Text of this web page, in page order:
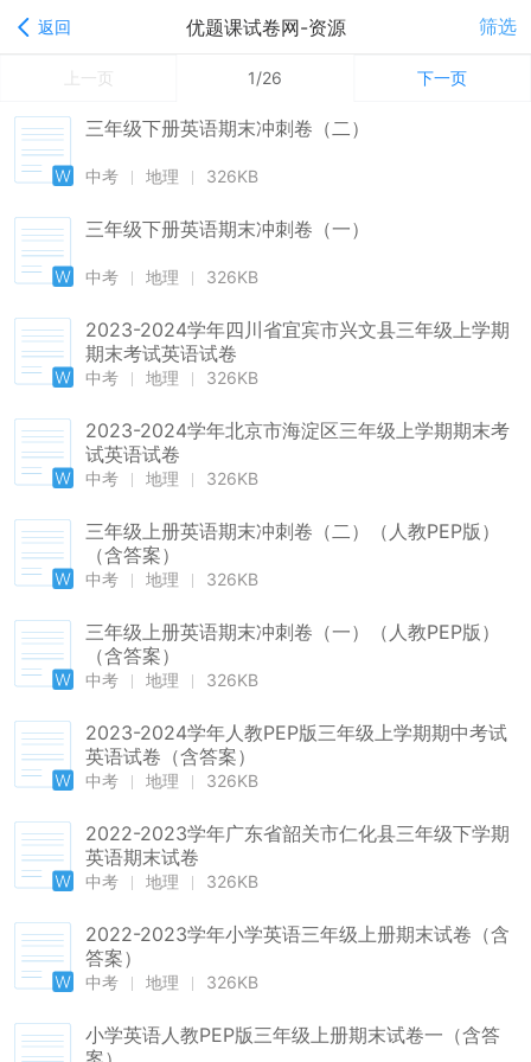
返回 优题课试卷网-资源 筛选
上一页 1/26 下一页
三年级下册英语期末冲刺卷（二）
中考 地理 326KB
三年级下册英语期末冲刺卷（一）
中考 地理 326KB
2023-2024学年四川省宜宾市兴文县三年级上学期
期末考试英语试卷
中考 地理 326KB
2023-2024学年北京市海淀区三年级上学期期末考
试英语试卷
中考 地理 326KB
三年级上册英语期末冲刺卷（二）（人教PEP版）
（含答案）
中考 地理 326KB
三年级上册英语期末冲刺卷（一）（人教PEP版）
（含答案）
中考 地理 326KB
2023-2024学年人教PEP版三年级上学期期中考试
英语试卷（含答案）
中考 地理 326KB
2022-2023学年广东省韶关市仁化县三年级下学期
英语期末试卷
中考 地理 326KB
2022-2023学年小学英语三年级上册期末试卷（含
答案）
中考 地理 326KB
小学英语人教PEP版三年级上册期末试卷一（含答